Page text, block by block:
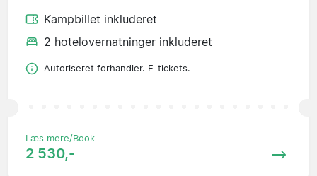
Kampbillet inkluderet
2 hotelovernatninger inkluderet
Autoriseret forhandler. E-tickets.
Læs mere/Book
2 530,-